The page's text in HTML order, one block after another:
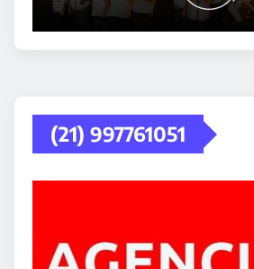
(21) 997761051